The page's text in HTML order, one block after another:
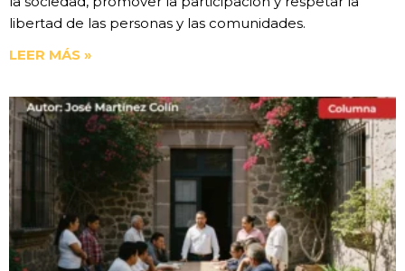
libertad de las personas y las comunidades.
LEER MÁS »